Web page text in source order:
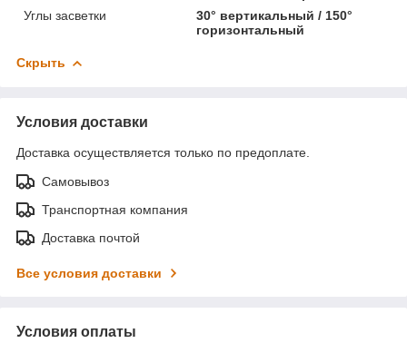
Углы засветки
30° вертикальный / 150°
горизонтальный
Скрыть
Условия доставки
Доставка осуществляется только по предоплате.
Самовывоз
Транспортная компания
Доставка почтой
Все условия доставки
Условия оплаты